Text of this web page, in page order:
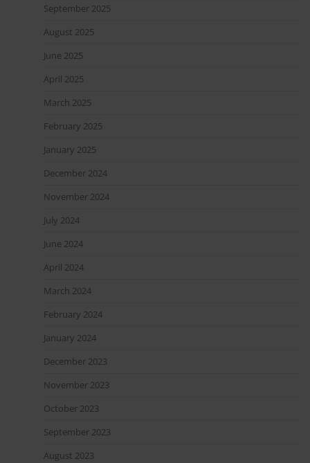
September 2025
August 2025
June 2025
April 2025
March 2025
February 2025
January 2025
December 2024
November 2024
July 2024
June 2024
April 2024
March 2024
February 2024
January 2024
December 2023
November 2023
October 2023
September 2023
August 2023